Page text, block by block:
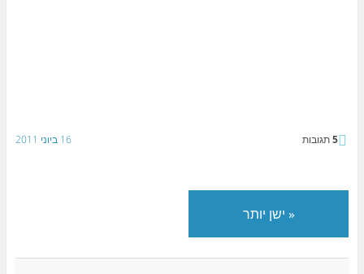
16 ביוני 2011 5תגובות
« ישן יותר